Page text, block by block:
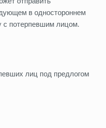
в одностороннем
с потерпевшим лицом.
лиц под предлогом